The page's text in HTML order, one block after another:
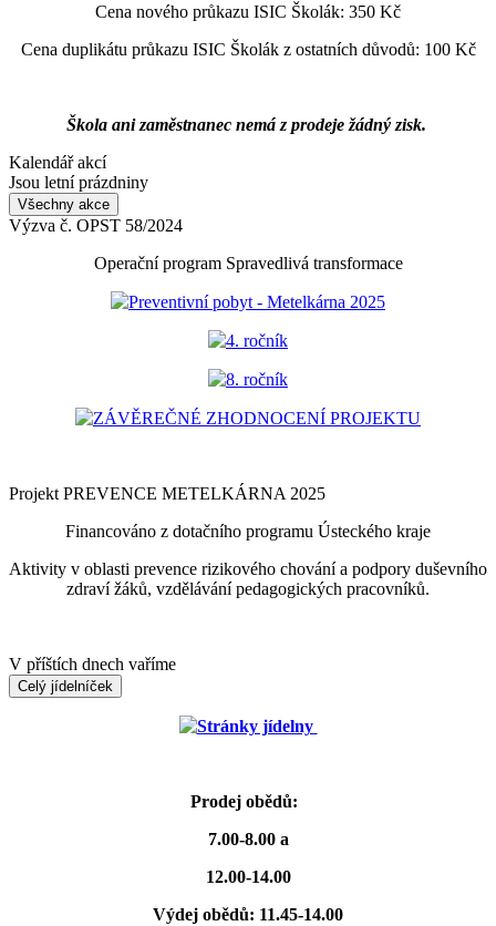
Cena nového průkazu ISIC Školák: 350 Kč
Cena duplikátu průkazu ISIC Školák z ostatních důvodů: 100 Kč
Škola ani zaměstnanec nemá z prodeje žádný zisk.
Kalendář akcí
Jsou letní prázdniny
Všechny akce
Výzva č. OPST 58/2024
Operační program Spravedlivá transformace
Preventivní pobyt - Metelkárna 2025
4. ročník
8. ročník
ZÁVĚREČNÉ ZHODNOCENÍ PROJEKTU
Projekt PREVENCE METELKÁRNA 2025
Financováno z dotačního programu Ústeckého kraje
Aktivity v oblasti prevence rizikového chování a podpory duševního
zdraví žáků, vzdělávání pedagogických pracovníků.
V příštích dnech vaříme
Celý jídelníček
Stránky jídelny
Prodej obědů:
7.00-8.00 a
12.00-14.00
Výdej obědů: 11.45-14.00